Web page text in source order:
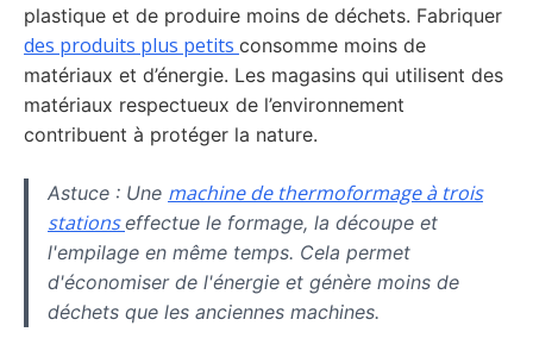
plastique et de produire moins de déchets. Fabriquer
des produits plus petits consomme moins de
matériaux et d’énergie. Les magasins qui utilisent des
matériaux respectueux de l’environnement
contribuent à protéger la nature.
Astuce : Une machine de thermoformage à trois
stationseffectue le formage, la découpe et
l'empilage en même temps. Cela permet
d'économiser de l'énergie et génère moins de
déchets que les anciennes machines.